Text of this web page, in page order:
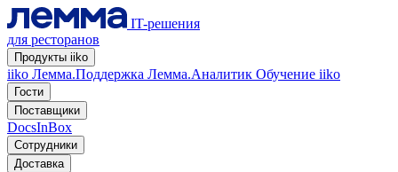
IT-решения
для ресторанов
Продукты iiko
iiko Лемма.Поддержка Лемма.Аналитик Обучение iiko
Гости
Поставщики
DocsInBox
Сотрудники
Доставка